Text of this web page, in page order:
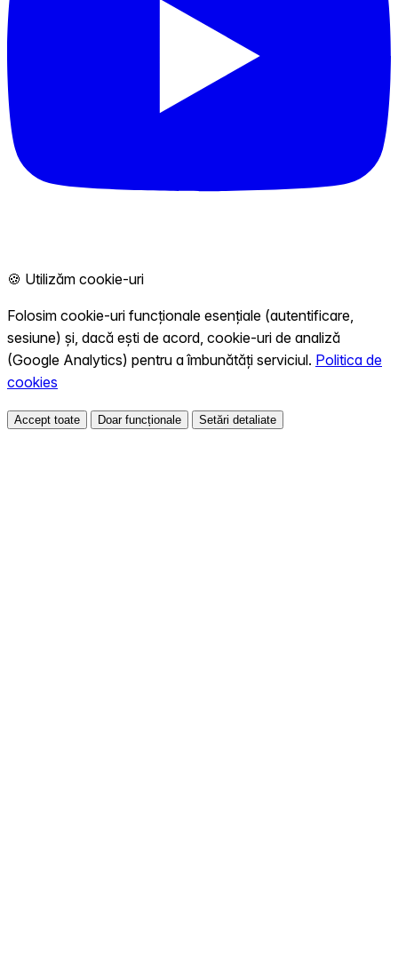
🍪 Utilizăm cookie-uri
Folosim cookie-uri funcționale esențiale (autentificare,
sesiune) și, dacă ești de acord, cookie-uri de analiză
(Google Analytics) pentru a îmbunătăți serviciul. Politica de
cookies
Accept toate Doar funcționale Setări detaliate